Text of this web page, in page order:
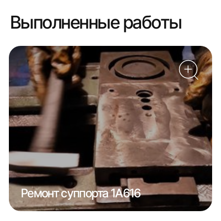
Выполненные работы
Ремонт суппорта 1А616